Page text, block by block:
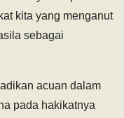
kita yang menganut
sebagai
acuan dalam
pada hakikatnya